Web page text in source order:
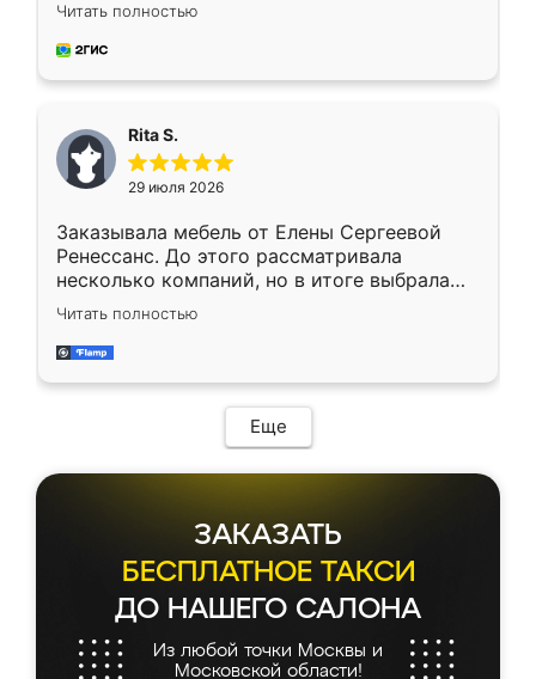
приехал замерщик, всё спокойно объяснил
и снял размеры. Изготовили в срок, с
каких-либо доработок. Качеством осталась
довольна, все выглядит так, как и ожидала.
Читать полностью
Rita S.
29 июля 2026
Заказывала мебель от Елены Сергеевой
Ренессанс. До этого рассматривала
несколько компаний, но в итоге выбрала
эту. Сначала обговорили условия, потом
приехал замерщик, всё спокойно объяснил
и снял размеры. Изготовили в срок, с
мебель сразу встала на свое место без
каких-либо доработок. Качеством осталась
довольна, все выглядит так, как и ожидала.
Читать полностью
Еще
ЗАКАЗАТЬ
БЕСПЛАТНОЕ ТАКСИ
ДО НАШЕГО САЛОНА
Из любой точки Москвы и
Московской области!